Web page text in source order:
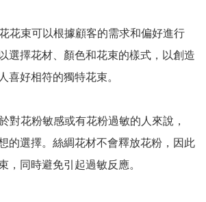
花束可以根據顧客的需求和偏好進行
選擇花材、顏色和花束的樣式，以創造
喜好相符的獨特花束。
對花粉敏感或有花粉過敏的人來說，
的選擇。絲綢花材不會釋放花粉，因此
，同時避免引起過敏反應。